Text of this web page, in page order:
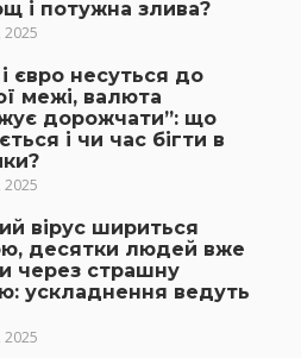
і потужна злива?
2025
євро несуться до
межі, валюта
дорожчати”: що
і чи час бігти в
2025
вірус шириться
десятки людей вже
через страшну
ускладнення ведуть
2025